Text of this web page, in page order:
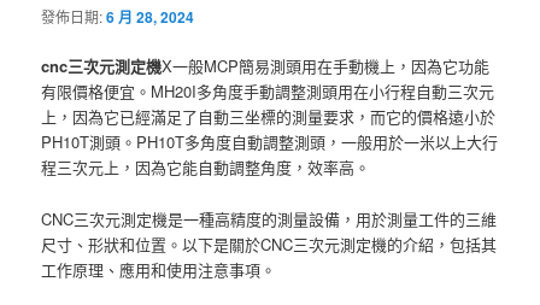
發佈日期:6 月 28, 2024
cnc三次元測定機X一般MCP簡易測頭用在手動機上，因為它功能
有限價格便宜。MH20I多角度手動調整測頭用在小行程自動三次元
上，因為它已經滿足了自動三坐標的測量要求，而它的價格遠小於
PH10T測頭。PH10T多角度自動調整測頭，一般用於一米以上大行
程三次元上，因為它能自動調整角度，效率高。
CNC三次元測定機是一種高精度的測量設備，用於測量工件的三維
尺寸、形狀和位置。以下是關於CNC三次元測定機的介紹，包括其
工作原理、應用和使用注意事項。